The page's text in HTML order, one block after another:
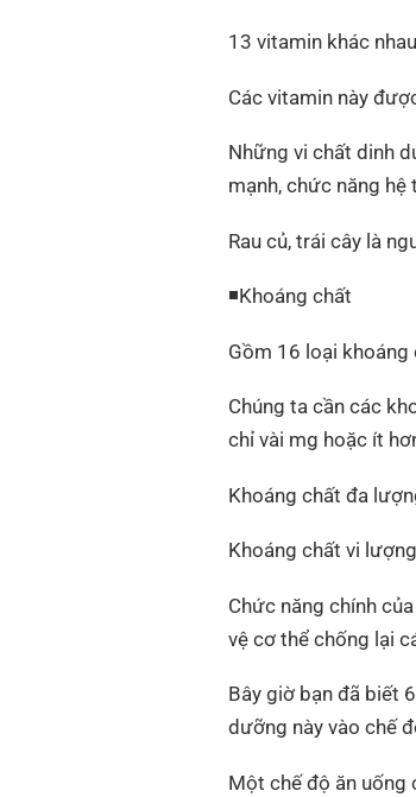
13 vitamin khác
Các vitamin này
Những vi chất dinh
mạnh, chức năng
Rau củ, trái cây là
◾Khoáng chất
Gồm 16 loại
Chúng ta cần các
chỉ vài mg hoặc ít
Khoáng chất đa
Khoáng chất vi
Chức năng chính
vệ cơ thể chống lại
Bây giờ bạn đã biết
dưỡng này vào chế
Một chế độ ăn uống